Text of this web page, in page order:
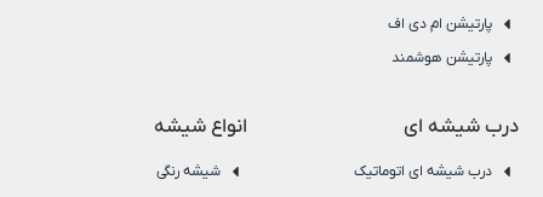
پارتیشن ام دی اف
پارتیشن هوشمند
درب شیشه ای
درب شیشه ای اتوماتیک
انواع شیشه
شیشه رنگی